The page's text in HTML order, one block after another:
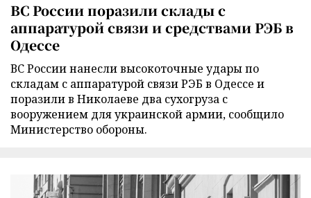
ВС России поразили склады с
аппаратурой связи и средствами РЭБ в
Одессе
ВС России нанесли высокоточные удары по
складам с аппаратурой связи РЭБ в Одессе и
поразили в Николаеве два сухогруза с
вооружением для украинской армии, сообщило
Министерство обороны.